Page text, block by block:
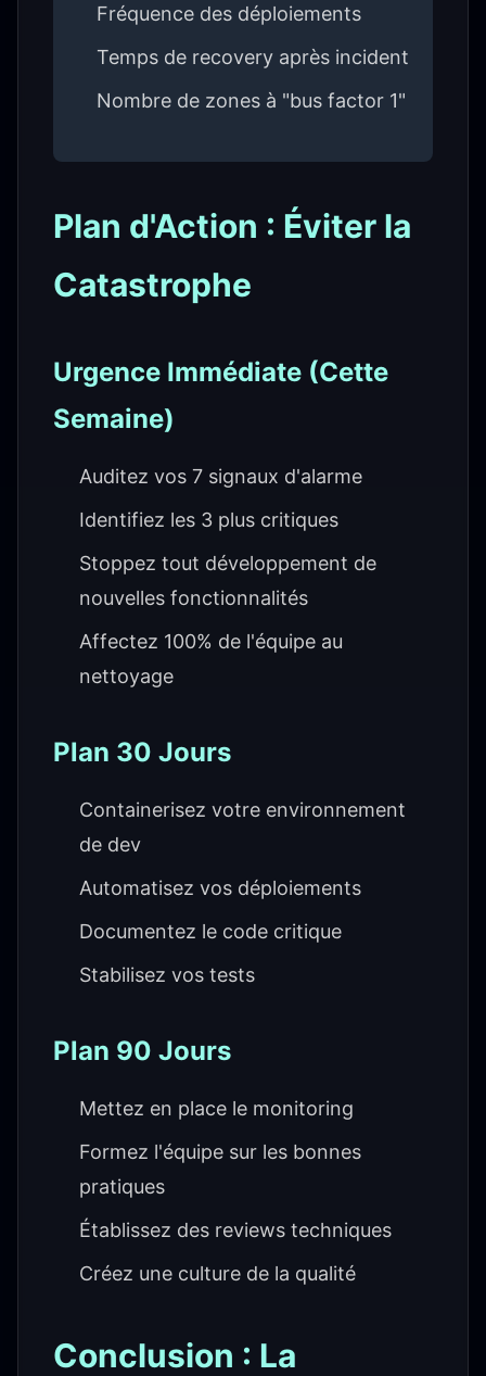
Fréquence des déploiements
Temps de recovery après incident
Nombre de zones à "bus factor 1"
Plan d'Action : Éviter la
Catastrophe
Urgence Immédiate (Cette
Semaine)
Auditez vos 7 signaux d'alarme
Identifiez les 3 plus critiques
Stoppez tout développement de
nouvelles fonctionnalités
Affectez 100% de l'équipe au
nettoyage
Plan 30 Jours
Containerisez votre environnement
de dev
Automatisez vos déploiements
Documentez le code critique
Stabilisez vos tests
Plan 90 Jours
Mettez en place le monitoring
Formez l'équipe sur les bonnes
pratiques
Établissez des reviews techniques
Créez une culture de la qualité
Conclusion : La